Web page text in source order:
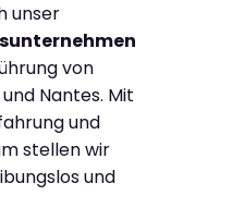
unser
von
Nantes. Mit
und
stellen wir
und